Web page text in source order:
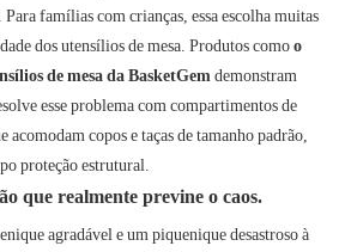
famílias com crianças, essa escolha muitas
dos utensílios de mesa. Produtos comoo
de mesa da BasketGemdemonstram
esse problema com compartimentos de
acomodam copos e taças de tamanho padrão,
proteção estrutural.
que realmente previne o caos.
agradável e um piquenique desastroso à